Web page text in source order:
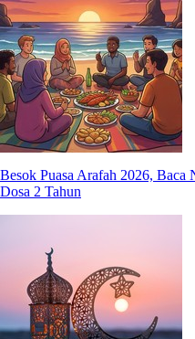
Besok Puasa Arafah 2026, Baca
Dosa 2 Tahun